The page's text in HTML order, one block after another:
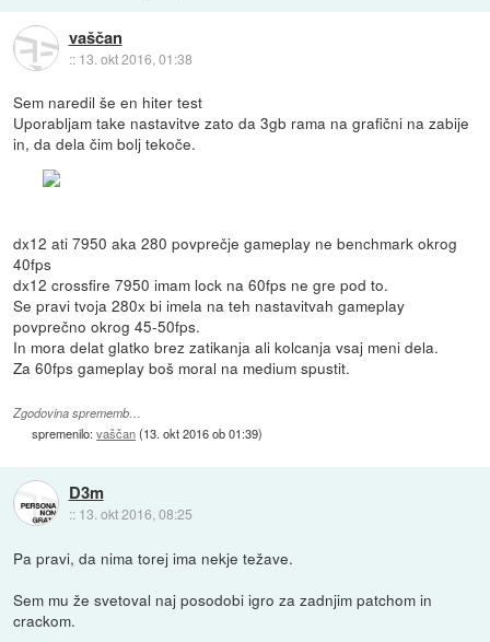
vaščan
:: 13. okt 2016, 01:38
Sem naredil še en hiter test
Uporabljam take nastavitve zato da 3gb rama na grafični na zabije
in, da dela čim bolj tekoče.
dx12 ati 7950 aka 280 povprečje gameplay ne benchmark okrog
40fps
dx12 crossfire 7950 imam lock na 60fps ne gre pod to.
Se pravi tvoja 280x bi imela na teh nastavitvah gameplay
povprečno okrog 45-50fps.
In mora delat glatko brez zatikanja ali kolcanja vsaj meni dela.
Za 60fps gameplay boš moral na medium spustit.
Zgodovina sprememb…
spremenilo:vaščan(13. okt 2016 ob 01:39)
D3m
:: 13. okt 2016, 08:25
Pa pravi, da nima torej ima nekje težave.
Sem mu že svetoval naj posodobi igro za zadnjim patchom in
crackom.